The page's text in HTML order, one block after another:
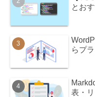
とお
らプ
表・